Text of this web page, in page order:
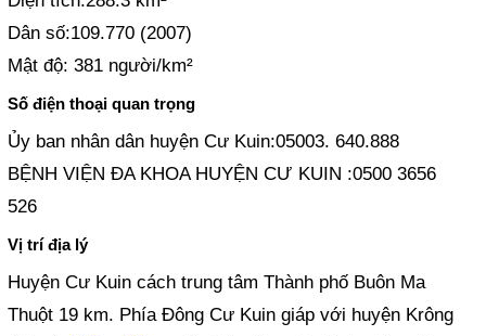
Dân số:109.770 (2007)
Mật độ: 381 người/km²
Số điện thoại quan trọng
Ủy ban nhân dân huyện Cư Kuin:05003. 640.888
BỆNH VIỆN ĐA KHOA HUYỆN CƯ KUIN :0500 3656
526
Vị trí địa lý
Huyện Cư Kuin cách trung tâm Thành phố Buôn Ma
Thuột 19 km. Phía Đông Cư Kuin giáp với huyện Krông